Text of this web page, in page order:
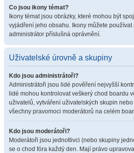
Co jsou ikony témat?
Ikony témat jsou obrázky, které mohou být
vyjádření jeho obsahu. Ikony můžete používat
administrátor příslušná oprávnění.
Uživatelské úrovně a skupiny
Kdo jsou administrátoři?
Administrátoři jsou lidé pověření nejvyšší
lidé mohou kontrolovat veškerý chod boardu
uživatelů, vytváření uživatelských skupin
všechny pravomoci moderátorů na celém
Kdo jsou moderátoři?
Moderátoři jsou jednotlivci (nebo skupiny
se o chod fóra každý den. Mají právo